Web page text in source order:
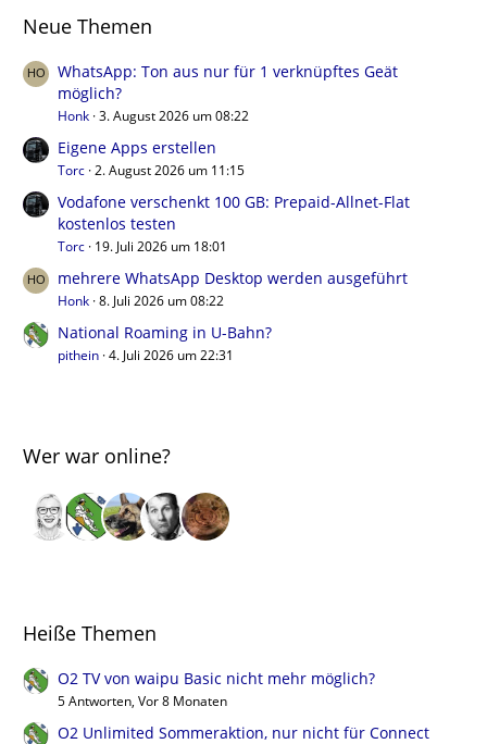
Neue Themen
WhatsApp: Ton aus nur für 1 verknüpftes Geät
möglich?
Honk 3. August 2026 um 08:22
Eigene Apps erstellen
Torc 2. August 2026 um 11:15
Vodafone verschenkt 100 GB: Prepaid-Allnet-Flat
kostenlos testen
Torc 19. Juli 2026 um 18:01
mehrere WhatsApp Desktop werden ausgeführt
Honk 8. Juli 2026 um 08:22
National Roaming in U-Bahn?
pithein 4. Juli 2026 um 22:31
Wer war online?
Heiße Themen
O2 TV von waipu Basic nicht mehr möglich?
5 Antworten, Vor 8 Monaten
O2 Unlimited Sommeraktion, nur nicht für Connect